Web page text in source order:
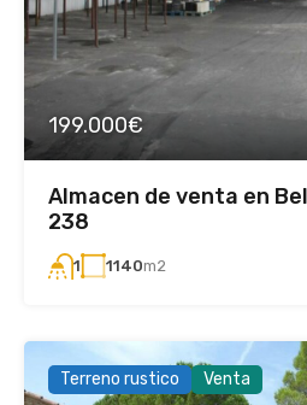
199.000€
Almacen de venta en
238
1 1140m2
Terreno rustico Venta